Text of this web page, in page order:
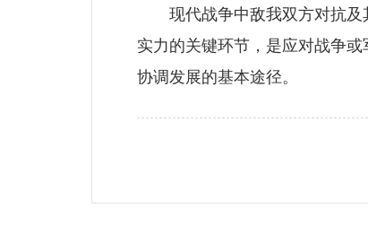
现代战争中敌我双方对抗及
实力的关键环节，是应对战争
协调发展的基本途径。